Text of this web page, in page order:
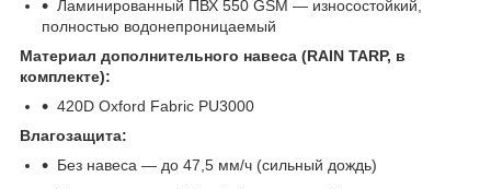
Ламинированный ПВХ 550 GSM — износостойкий,
полностью водонепроницаемый
Материал дополнительного навеса (RAIN TARP, в
комплекте):
420D Oxford Fabric PU3000
Влагозащита:
Без навеса — до 47,5 мм/ч (сильный дождь)